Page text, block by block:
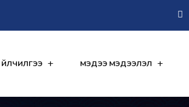
ҮЙЛЧИЛГЭЭ МЭДЭЭ МЭДЭЭЛЭЛ